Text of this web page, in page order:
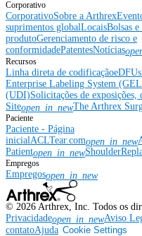
Corporativo
CorporativoSobre a Arthrex
suprimentos globalLocaisBolsas e
produtoGerenciamento de risco e
conformidadePatentesNotícias
Recursos
Linha direta de codificação
Enterprise Labeling System
(UDI)Solicitações de exposições,
Siteopen_in_newThe Arthrex
Paciente
Paciente - Página
inicialACLTear.comopen_in_new
Patientopen_in_new
Empregos
Empregosopen_in_new
© 2026 Arthrex, Inc. Todos os
Privacidadeopen_in_newAviso
contatoAjuda Cookie Settings